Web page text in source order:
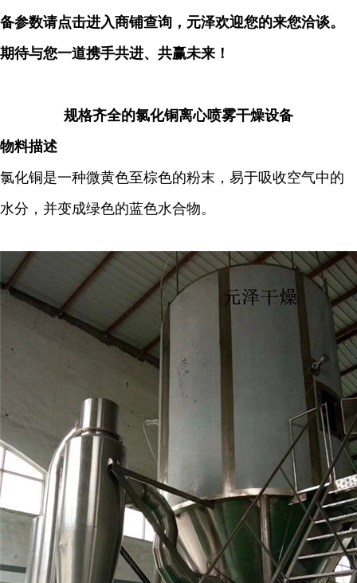
备参数请点击进入商铺查询，元泽欢迎您的来您洽谈。
期待与您一道携手共进、共赢未来！
规格齐全的氯化铜离心喷雾干燥设备
物料描述
氯化铜是一种微黄色至棕色的粉末，易于吸收空气中的
水分，并变成绿色的蓝色水合物。